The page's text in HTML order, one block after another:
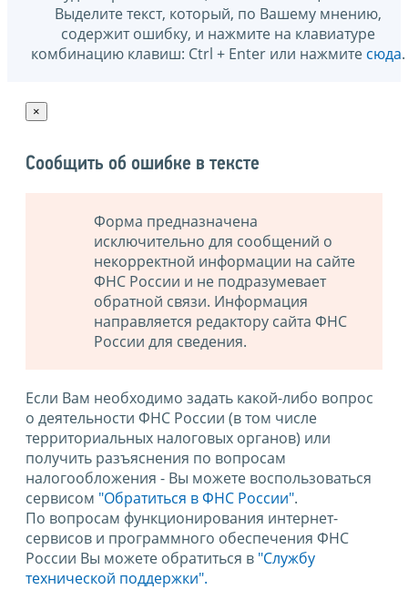
Выделите текст, который, по Вашему мнению,
содержит ошибку, и нажмите на клавиатуре
комбинацию клавиш: Ctrl + Enter или нажмите сюда.
×
Сообщить об ошибке в тексте
Форма предназначена
исключительно для сообщений о
некорректной информации на сайте
ФНС России и не подразумевает
обратной связи. Информация
направляется редактору сайта ФНС
России для сведения.
Если Вам необходимо задать какой-либо вопрос
о деятельности ФНС России (в том числе
территориальных налоговых органов) или
получить разъяснения по вопросам
налогообложения - Вы можете воспользоваться
сервисом "Обратиться в ФНС России".
По вопросам функционирования интернет-
сервисов и программного обеспечения ФНС
России Вы можете обратиться в "Службу
технической поддержки".